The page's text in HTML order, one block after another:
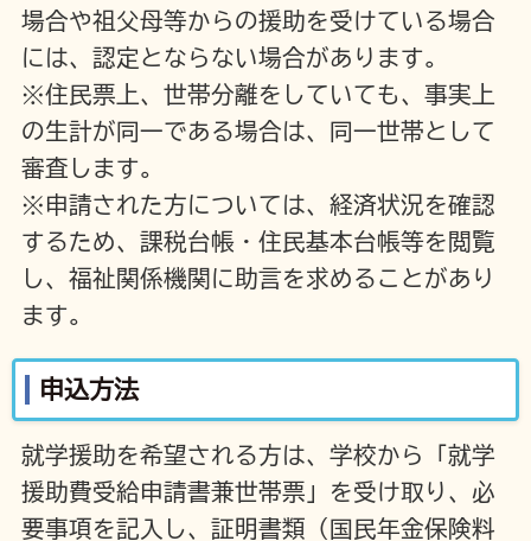
場合や祖父母等からの援助を受けている場合
には、認定とならない場合があります。
※住民票上、世帯分離をしていても、事実上
の生計が同一である場合は、同一世帯として
審査します。
※申請された方については、経済状況を確認
するため、課税台帳・住民基本台帳等を閲覧
し、福祉関係機関に助言を求めることがあり
ます。
申込方法
就学援助を希望される方は、学校から「就学
援助費受給申請書兼世帯票」を受け取り、必
要事項を記入し、証明書類（国民年金保険料